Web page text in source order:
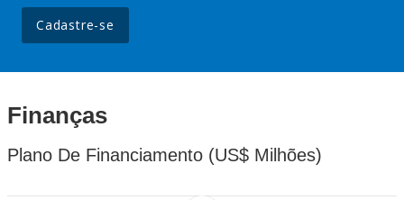
Cadastre-se
Finanças
Plano De Financiamento (US$ Milhões)